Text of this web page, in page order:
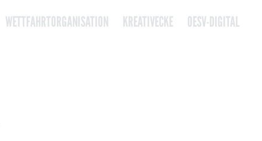
WETTFAHRTORGANISATION KREATIVECKE OESV-DIGITAL